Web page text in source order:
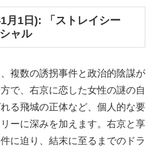
月1日): 「ストレイシー
ャル
複数の誘拐事件と政治的陰謀が
で、右京に恋した女性の謎の自
る飛城の正体など、個人的な要
ーに深みを加えます。右京と享
に迫り、結末に至るまでのドラ